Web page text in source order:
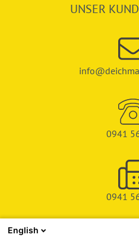
UNSER
0941
0941
SHOP
English